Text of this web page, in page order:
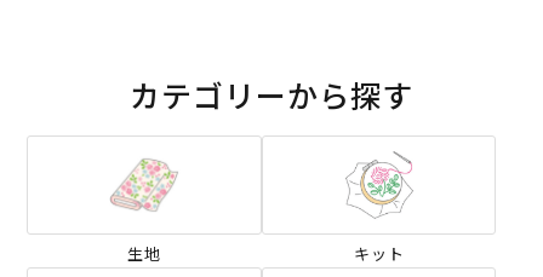
カテゴリーから探す
生地 キット